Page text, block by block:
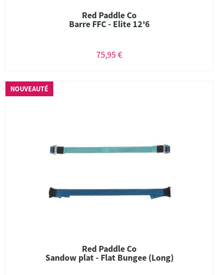
Red Paddle Co
Barre FFC - Elite 12'6
75,95 €
NOUVEAUTÉ
Red Paddle Co
Sandow plat - Flat Bungee (Long)